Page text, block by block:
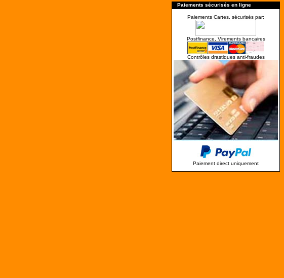
Paiements sécurisés en ligne
Paiements Cartes, sécurisés par:
Postfinance, Virements bancaires
Contrôles drastiques anti-fraudes
Paiement direct uniquement